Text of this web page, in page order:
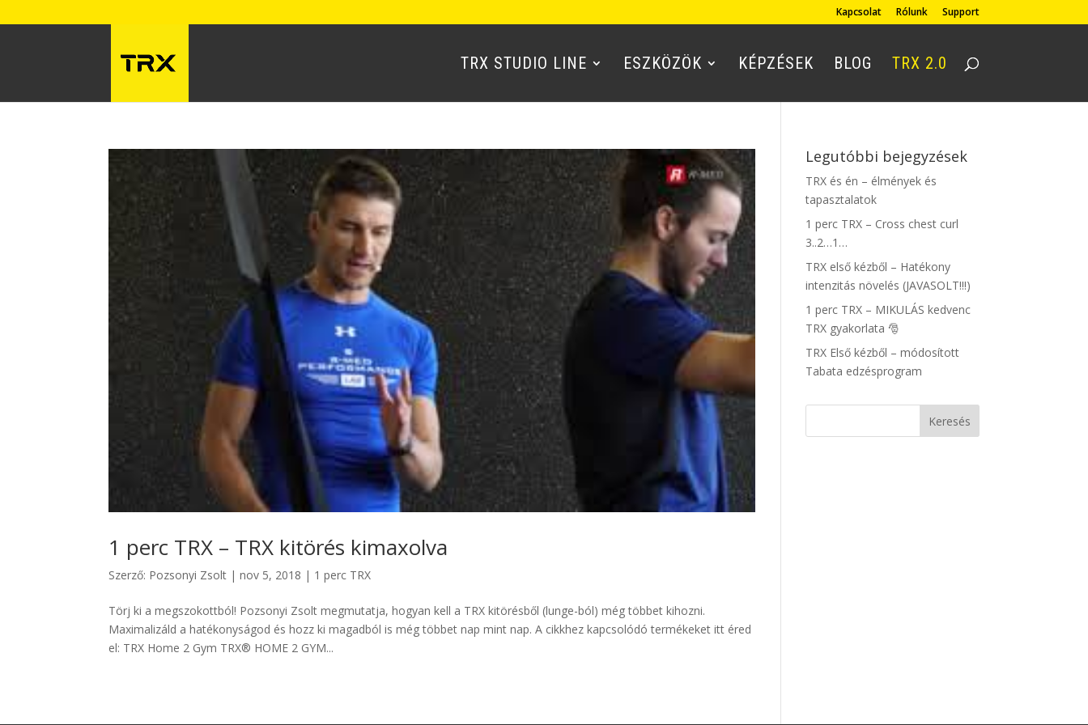
Kapcsolat Rólunk Support
TRX STUDIO LINE ESZKÖZÖK KÉPZÉSEK BLOG TRX 2.0
1 perc TRX – TRX kitörés kimaxolva
Szerző: Pozsonyi Zsolt |nov 5, 2018 | 1 perc TRX
Törj ki a megszokottból! Pozsonyi Zsolt megmutatja, hogyan kell a TRX kitörésből (lunge-ból) még többet kihozni.
Maximalizáld a hatékonyságod és hozz ki magadból is még többet nap mint nap. A cikkhez kapcsolódó termékeket itt éred
el: TRX Home 2 Gym TRX® HOME 2 GYM...
Legutóbbi bejegyzések
TRX és én – élmények és
tapasztalatok
1 perc TRX – Cross chest curl
3..2…1…
TRX első kézből – Hatékony
intenzitás növelés (JAVASOLT!!!)
1 perc TRX – MIKULÁS kedvenc
TRX gyakorlata 🎅
TRX Első kézből – módosított
Tabata edzésprogram